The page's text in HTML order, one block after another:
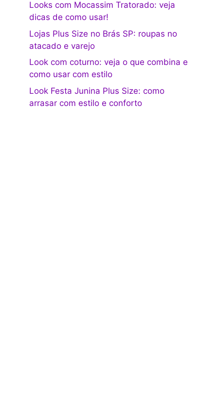
Looks com Mocassim Tratorado: veja
dicas de como usar!
Lojas Plus Size no Brás SP: roupas no
atacado e varejo
Look com coturno: veja o que combina e
como usar com estilo
Look Festa Junina Plus Size: como
arrasar com estilo e conforto